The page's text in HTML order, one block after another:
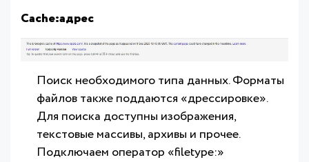
Cache:адрес
Поиск необходимого типа данных. Форматы
файлов также поддаются «дрессировке».
Для поиска доступны изображения,
текстовые массивы, архивы и прочее.
Подключаем оператор «filetype:»